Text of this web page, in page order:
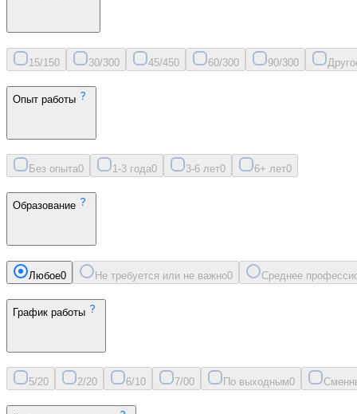
15/150 30/300 45/450 60/300 90/300
Опыт работы
Без опыта0 1-3 года0 3-6 лет0 6+ лет0
Образование
Любое0 Не требуется или не важно0 Среднее
График работы
5/20 2/20 6/10 7/00 По выходным0